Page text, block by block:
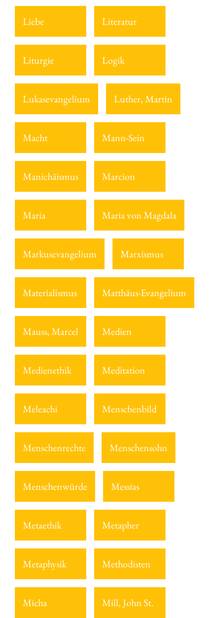
Liebe Literatur
Liturgie Logik
Lukasevangelium Luther, Martin
Macht Mann-Sein
Manichäismus Marcion
Maria Maria von Magdala
Markusevangelium Marxismus
Materialismus Matthäus-Evangelium
Mauss, Marcel Medien
Medienethik Meditation
Meleachi Menschenbild
Menschenrechte Menschensohn
Menschenwürde Messias
Metaethik Metapher
Metaphysik Methodisten
Micha Mill, John St.